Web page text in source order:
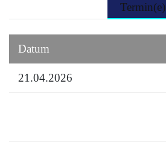
Termin(e)
Datum
21.04.2026